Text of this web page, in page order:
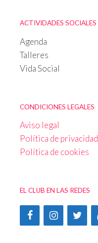
ACTIVIDADES SOCIALES
Agenda
Talleres
Vida Social
CONDICIONES LEGALES
Aviso legal
Política de privacidad
Política de cookies
EL CLUB EN LAS REDES